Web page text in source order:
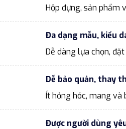
Hộp đựng, sản phẩm
Đa dạng mẫu, kiểu
Dễ dàng lựa chọn, đặt
Dễ bảo quản, thay
Ít hỏng hóc, mang và
Được người dùng